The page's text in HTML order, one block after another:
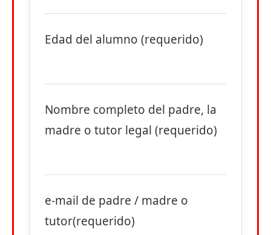
Edad del alumno (requerido)
Nombre completo del padre, la
madre o tutor legal (requerido)
e-mail de padre / madre o
tutor(requerido)